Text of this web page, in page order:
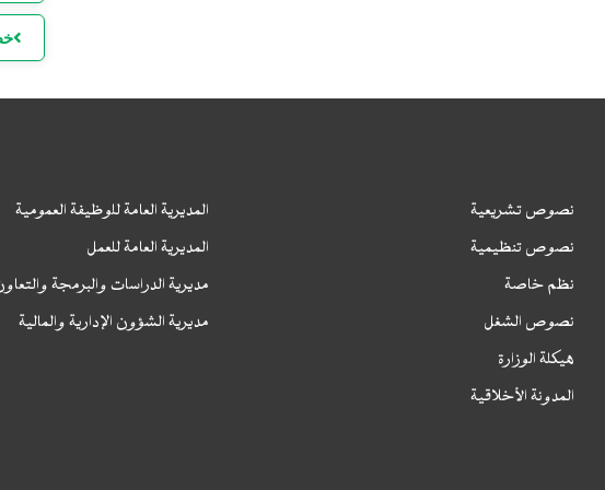
نصوص تشريعية
نصوص تنظيمية
نظم خاصة
نصوص الشغل
هيكلة الوزارة
المدونة الأخلاقية
المديرية العامة للوظيفة العمومية
المديرية العامة للعمل
مديرية الدراسات والبرمجة
مديرية الشؤون الإدارية والمالية